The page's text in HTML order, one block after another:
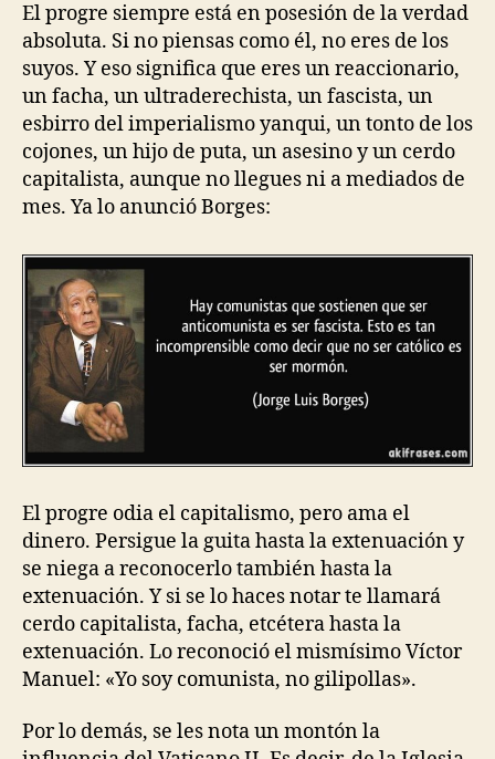
El progre siempre está en posesión de la verdad
absoluta. Si no piensas como él, no eres de los
suyos. Y eso significa que eres un reaccionario,
un facha, un ultraderechista, un fascista, un
esbirro del imperialismo yanqui, un tonto de los
cojones, un hijo de puta, un asesino y un cerdo
capitalista, aunque no llegues ni a mediados de
mes. Ya lo anunció Borges:
El progre odia el capitalismo, pero ama el
dinero. Persigue la guita hasta la extenuación y
se niega a reconocerlo también hasta la
extenuación. Y si se lo haces notar te llamará
cerdo capitalista, facha, etcétera hasta la
extenuación. Lo reconoció el mismísimo Víctor
Manuel: «Yo soy comunista, no gilipollas».
Por lo demás, se les nota un montón la